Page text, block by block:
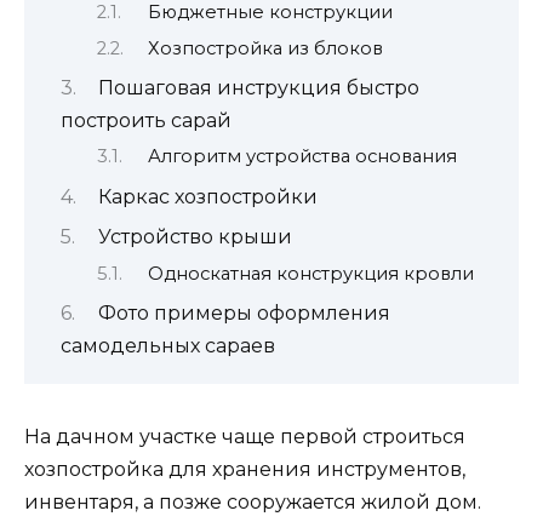
Бюджетные конструкции
Хозпостройка из блоков
Пошаговая инструкция быстро
построить сарай
Алгоритм устройства основания
Каркас хозпостройки
Устройство крыши
Односкатная конструкция кровли
Фото примеры оформления
самодельных сараев
На дачном участке чаще первой строиться
хозпостройка для хранения инструментов,
инвентаря, а позже сооружается жилой дом.